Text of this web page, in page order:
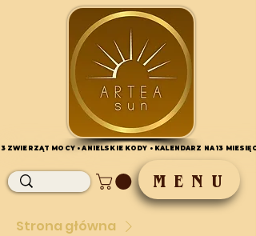
M E N U
ZWIERZĄT MOCY • ANIELSKIE KODY • KALENDARZ NA 13
ZWIERZĄT MOCY • ANIELSKIE KODY • KALENDARZ NA 13
Strona główna